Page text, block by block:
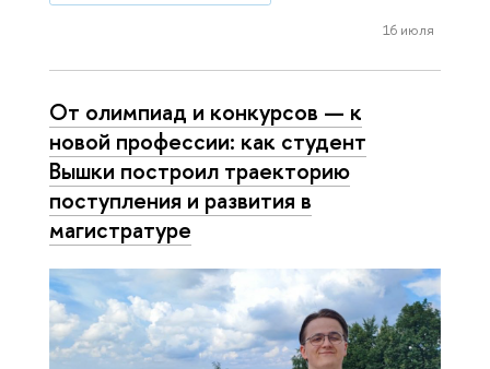
16 июля
От олимпиад и конкурсов — к
новой профессии: как студент
Вышки построил траекторию
поступления и развития в
магистратуре